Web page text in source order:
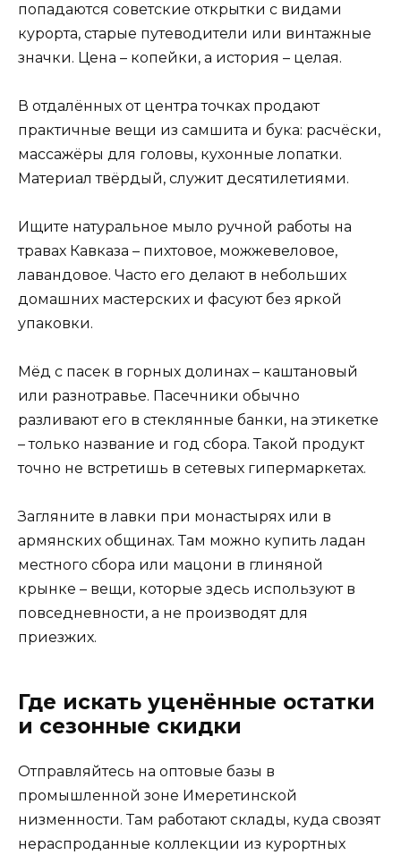
попадаются советские открытки с видами
курорта, старые путеводители или винтажные
значки. Цена – копейки, а история – целая.
В отдалённых от центра точках продают
практичные вещи из самшита и бука: расчёски,
массажёры для головы, кухонные лопатки.
Материал твёрдый, служит десятилетиями.
Ищите натуральное мыло ручной работы на
травах Кавказа – пихтовое, можжевеловое,
лавандовое. Часто его делают в небольших
домашних мастерских и фасуют без яркой
упаковки.
Мёд с пасек в горных долинах – каштановый
или разнотравье. Пасечники обычно
разливают его в стеклянные банки, на этикетке
– только название и год сбора. Такой продукт
точно не встретишь в сетевых гипермаркетах.
Загляните в лавки при монастырях или в
армянских общинах. Там можно купить ладан
местного сбора или мацони в глиняной
крынке – вещи, которые здесь используют в
повседневности, а не производят для
приезжих.
Где искать уценённые остатки
и сезонные скидки
Отправляйтесь на оптовые базы в
промышленной зоне Имеретинской
низменности. Там работают склады, куда свозят
нераспроданные коллекции из курортных